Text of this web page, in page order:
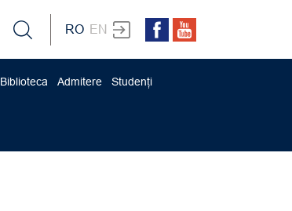
RO EN
Biblioteca Admitere Studenți